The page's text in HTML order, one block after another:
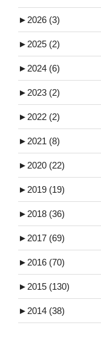
► 2026 (3)
► 2025 (2)
► 2024 (6)
► 2023 (2)
► 2022 (2)
► 2021 (8)
► 2020 (22)
► 2019 (19)
► 2018 (36)
► 2017 (69)
► 2016 (70)
► 2015 (130)
► 2014 (38)